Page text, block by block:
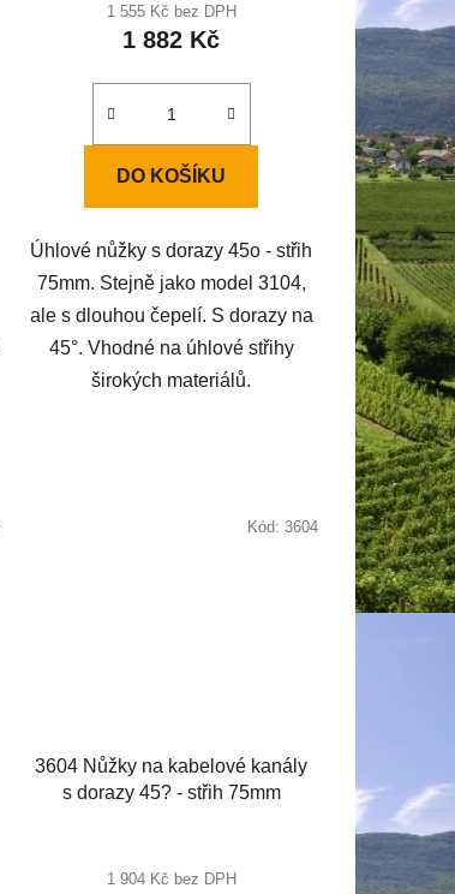
1 555 Kč bez DPH
1 882 Kč
DO KOŠÍKU
Úhlové nůžky s dorazy 45o - střih
75mm. Stejně jako model 3104,
ale s dlouhou čepelí. S dorazy na
45°. Vhodné na úhlové střihy
širokých materiálů.
3604 Nůžky na kabelové kanály
s dorazy 45? - střih 75mm
1 904 Kč bez DPH
Kód: 3604